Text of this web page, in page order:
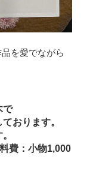
を愛でながら
で
おります。
：小物1,000